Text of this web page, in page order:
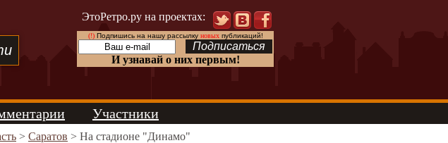
ЭтоРетро.ру на проектах:
(!)Подпишись на нашу рассылку новыхпубликаций!
И узнавай о них первым!
Участники
> Саратов > На стадионе "Динамо"